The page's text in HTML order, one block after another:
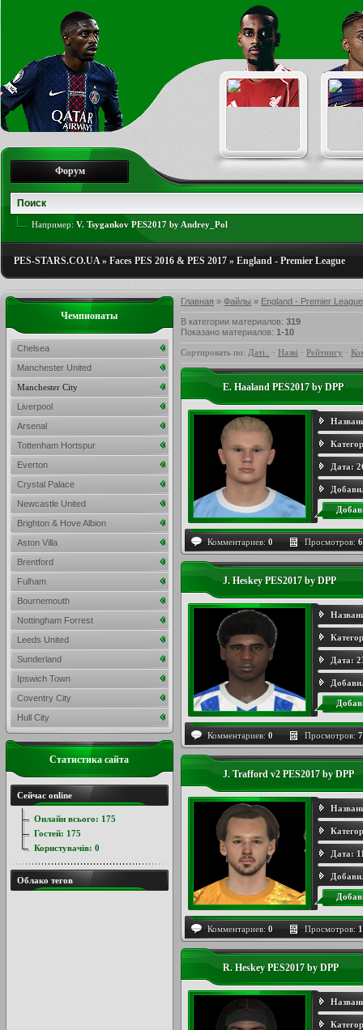
Форум
Например: V. Tsygankov PES2017 by Andrey_Pol
PES-STARS.CO.UA» Faces PES 2016 & PES 2017 » England - Premier League
Главная » Файлы » England - Premier League
В категории материалов: 319
Показано материалов: 1-10
Сортировать по: Даті · Назві · Рейтингу ·
E. Haaland PES2017 by DPP
Дата:
Комментариев: 0 Просмотров:
J. Heskey PES2017 by DPP
Дата:
Комментариев: 0 Просмотров:
J. Trafford v2 PES2017 by DPP
Дата:
Комментариев: 0 Просмотров:
R. Heskey PES2017 by DPP
Чемпионаты
Chelsea
Manchester United
Manchester City
Liverpool
Arsenal
Tottenham Hortspur
Everton
Crystal Palace
Newcastle United
Brighton & Hove Albion
Aston Villa
Brentford
Fulham
Bournemouth
Nottingham Forrest
Leeds United
Sunderland
Ipswich Town
Coventry City
Hull City
Статистика сайта
Сейчас online
Онлайн всього: 175
Гостей: 175
Користувачів: 0
Облако тегов